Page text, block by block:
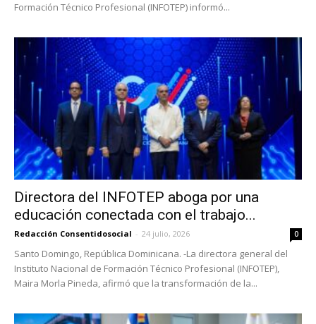
Formación Técnico Profesional (INFOTEP) informó...
Directora del INFOTEP aboga por una
educación conectada con el trabajo...
Redacción Consentidosocial - 24 julio, 2026 0
Santo Domingo, República Dominicana. -La directora general del
Instituto Nacional de Formación Técnico Profesional (INFOTEP),
Maira Morla Pineda, afirmó que la transformación de la...